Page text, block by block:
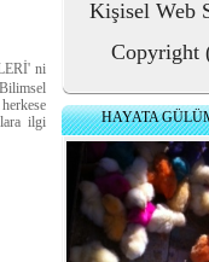
ni
ilgi
Kişisel Web
Copyright
HAYATA